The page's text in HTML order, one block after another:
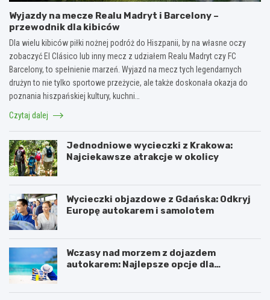
Wyjazdy na mecze Realu Madryt i Barcelony –
przewodnik dla kibiców
Dla wielu kibiców piłki nożnej podróż do Hiszpanii, by na własne oczy
zobaczyć El Clásico lub inny mecz z udziałem Realu Madryt czy FC
Barcelony, to spełnienie marzeń. Wyjazd na mecz tych legendarnych
drużyn to nie tylko sportowe przeżycie, ale także doskonała okazja do
poznania hiszpańskiej kultury, kuchni…
Czytaj dalej
Jednodniowe wycieczki z Krakowa:
Najciekawsze atrakcje w okolicy
Wycieczki objazdowe z Gdańska: Odkryj
Europę autokarem i samolotem
Wczasy nad morzem z dojazdem
autokarem: Najlepsze opcje dla